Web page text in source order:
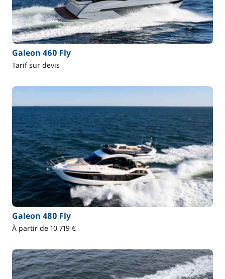
Galeon 460 Fly
Tarif sur devis
Galeon 480 Fly
À partir de 10 719 €